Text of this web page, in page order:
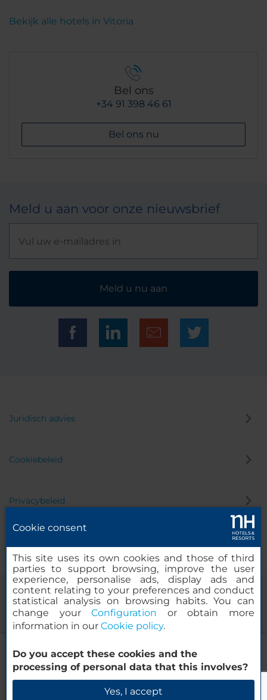
NH Canciller Ayala Vitoria
Beschikbaarheid controleren
Bekijk alle hotels in Vitoria
Bel ons
+34 91 398 46 61
Bel ons nu
Meld u aan voor onze nieuwsbrief
Meld u nu aan
Juridisch advies
Cookiebeleid
Privacybeleid
© 2000-2026 MINOR HOTELS EUROPE & AMERICAS Santa Engracia
120. 28003 Madrid, Spanje
Cookie consent
This site uses its own cookies and those of third
parties to support browsing, improve the user
experience, personalise ads, display ads and
content relating to your preferences and conduct
statistical analysis on browsing habits. You can
change yourConfiguration or obtain more
information in our Cookie policy.
Do you accept these cookies and the
processing of personal data that this involves?
Yes, I accept